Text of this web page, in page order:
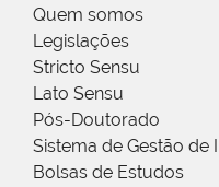
Quem somos
Legislações
Stricto Sensu
Lato Sensu
Pós-Doutorado
Sistema de Gestão de
Bolsas de Estudos